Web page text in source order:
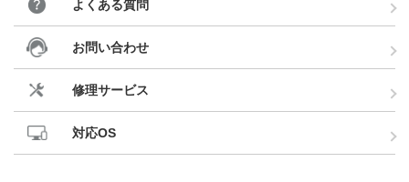
よくある質問
お問い合わせ
修理サービス
対応OS